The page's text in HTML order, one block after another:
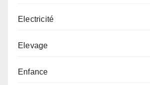
Electricité
Elevage
Enfance